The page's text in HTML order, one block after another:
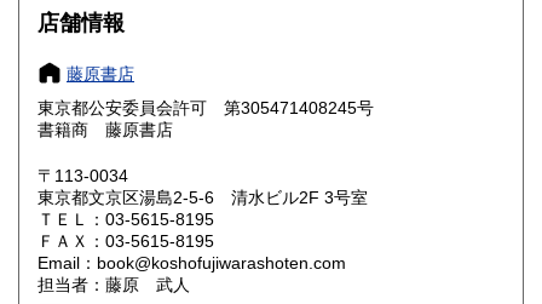
大阪府
奈良県
鳥取県 1,200円 島根県
岡山県
山口県 1,200円
香川県 1,200円 愛媛県
店舗情報
藤原書店
東京都公安委員会許可 第305471408245号
書籍商 藤原書店
〒113-0034
東京都文京区湯島2-5-6 清水ビル2F 3号室
ＴＥＬ：03-5615-8195
ＦＡＸ：03-5615-8195
Email：book@koshofujiwarashoten.com
担当者：藤原 武人